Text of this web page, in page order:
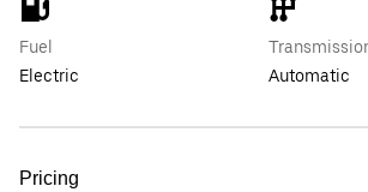
Fuel
Electric
Automatic
Pricing